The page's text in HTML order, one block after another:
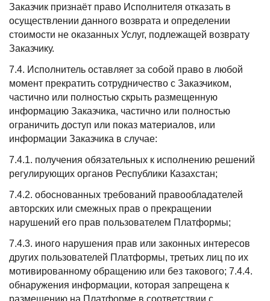
Заказчик признаёт право Исполнителя отказать в
осуществлении данного возврата и определении
стоимости не оказанных Услуг, подлежащей возврату
Заказчику.
7.4. Исполнитель оставляет за собой право в любой
момент прекратить сотрудничество с Заказчиком,
частично или полностью скрыть размещенную
информацию Заказчика, частично или полностью
ограничить доступ или показ материалов, или
информации Заказчика в случае:
7.4.1. получения обязательных к исполнению решений
регулирующих органов Республики Казахстан;
7.4.2. обоснованных требований правообладателей
авторских или смежных прав о прекращении
нарушений его прав пользователем Платформы;
7.4.3. иного нарушения прав или законных интересов
других пользователей Платформы, третьих лиц по их
мотивированному обращению или без такового; 7.4.4.
обнаружения информации, которая запрещена к
размещению на Платформе в соответствии с